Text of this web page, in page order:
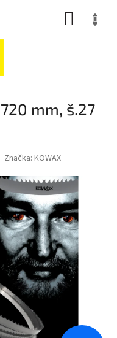
mm, š.27
Značka: KOWAX